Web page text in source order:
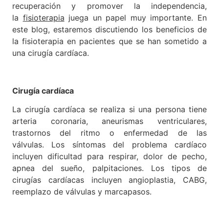
recuperación y promover la independencia,
la fisioterapia juega un papel muy importante. En
este blog, estaremos discutiendo los beneficios de
la fisioterapia en pacientes que se han sometido a
una cirugía cardíaca.
Cirugía cardíaca
La cirugía cardíaca se realiza si una persona tiene
arteria coronaria, aneurismas ventriculares,
trastornos del ritmo o enfermedad de las
válvulas. Los síntomas del problema cardíaco
incluyen dificultad para respirar, dolor de pecho,
apnea del sueño, palpitaciones. Los tipos de
cirugías cardíacas incluyen angioplastia, CABG,
reemplazo de válvulas y marcapasos.